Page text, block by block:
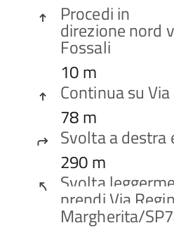
Procedi in
direzionenord
Fossali
10 m
Continua su
78 m
Svolta adestra
290 m
Svolta
prendiVia
Margherita/